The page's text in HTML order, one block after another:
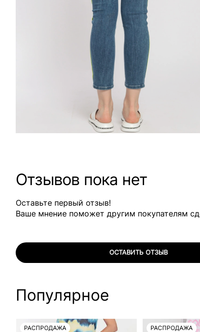
Отзывов пока нет
Оставьте первый отзыв!
Ваше мнение поможет другим покупателям
ОСТАВИТЬ ОТЗЫВ
Популярное
РАСПРОДАЖА РАСПРОДАЖА